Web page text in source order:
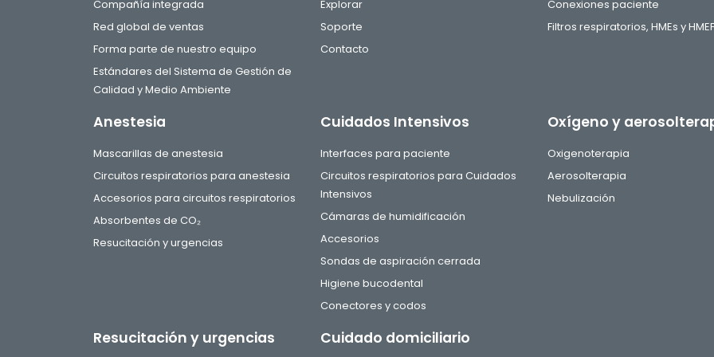
Compañía integrada
Red global de ventas
Forma parte de nuestro equipo
Estándares del Sistema de Gestión de
Calidad y Medio Ambiente
Explorar
Soporte
Contacto
Conexiones paciente
Filtros respiratorios, HMEs y
Anestesia
Mascarillas de anestesia
Circuitos respiratorios para anestesia
Accesorios para circuitos respiratorios
Absorbentes de CO₂
Resucitación y urgencias
Cuidados Intensivos
Interfaces para paciente
Circuitos respiratorios para Cuidados
Intensivos
Cámaras de humidificación
Accesorios
Sondas de aspiración cerrada
Higiene bucodental
Conectores y codos
Oxígeno y
Oxigenoterapia
Aerosolterapia
Nebulización
Resucitación y urgencias Cuidado domiciliario